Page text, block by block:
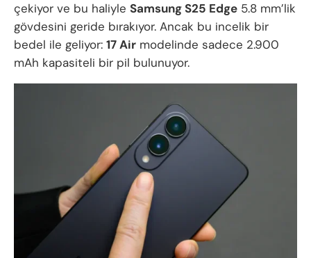
çekiyor ve bu haliyle Samsung S25 Edge 5.8 mm’lik
gövdesini geride bırakıyor. Ancak bu incelik bir
bedel ile geliyor: 17 Air modelinde sadece 2.900
mAh kapasiteli bir pil bulunuyor.